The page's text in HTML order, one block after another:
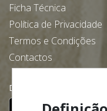
Ficha Técnica
Política de Privacidade
Termos e Condições
Contactos
Descarregue